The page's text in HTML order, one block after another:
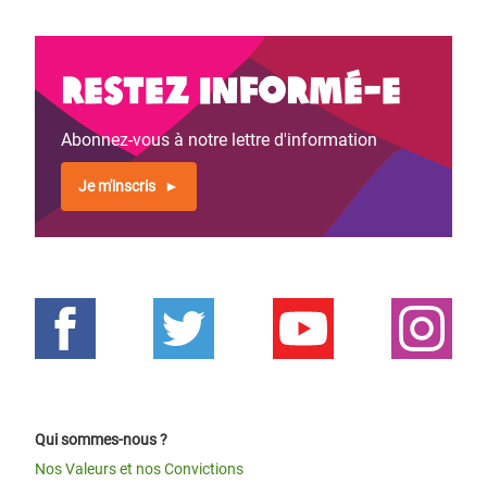
Restez informé-e
Abonnez-vous à notre lettre d'information
Je m'inscris
Qui sommes-nous ?
Nos Valeurs et nos Convictions